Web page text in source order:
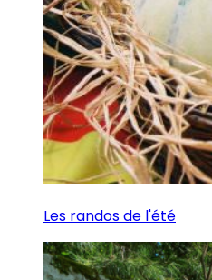
Les randos de l'été